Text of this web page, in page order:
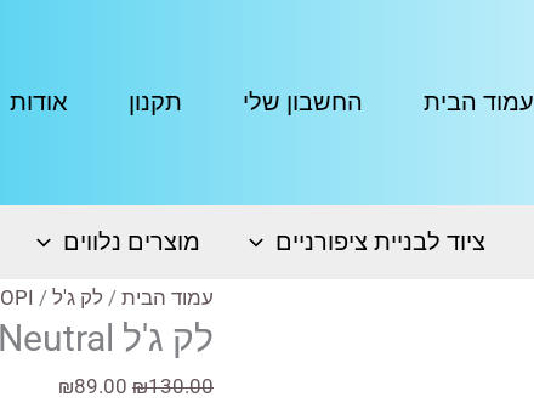
עמוד הבית החשבון שלי תקנון אודות
ציוד לבניית ציפורניים מוצרים נלווים
עמוד הבית / לק ג'ל /
OPI
לק ג'ל OPI-T65 – Put It In Neutral
₪130.00
המחיר₪89.00